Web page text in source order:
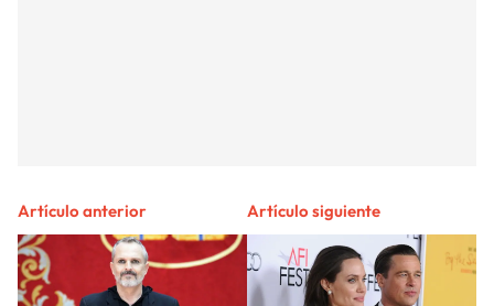
Artículo anterior Artículo siguiente